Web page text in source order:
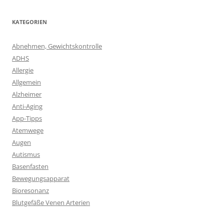
KATEGORIEN
Abnehmen, Gewichtskontrolle
ADHS
Allergie
Allgemein
Alzheimer
Anti-Aging
App-Tipps
Atemwege
Augen
Autismus
Basenfasten
Bewegungsapparat
Bioresonanz
Blutgefäße Venen Arterien